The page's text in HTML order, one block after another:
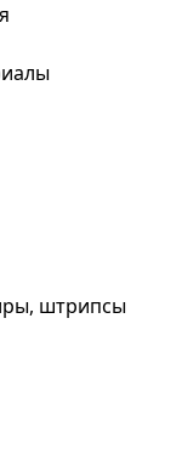
штрипсы